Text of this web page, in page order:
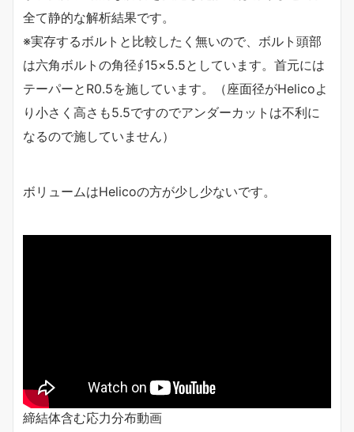
全て静的な解析結果です。
※実存するボルトと比較したく無いので、ボルト頭部
は六角ボルトの角径∮15×5.5としています。首元には
テーパーとR0.5を施しています。（座面径がHelicoよ
り小さく高さも5.5ですのでアンダーカットは不利に
なるので施していません）
ボリュームはHelicoの方が少し少ないです。
締結体含む応力分布動画